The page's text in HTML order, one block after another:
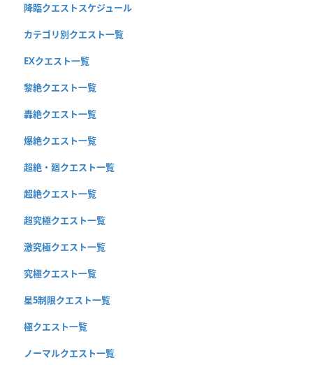
降臨クエストスケジュール
カテゴリ別クエスト一覧
EXクエスト一覧
黎絶クエスト一覧
轟絶クエスト一覧
爆絶クエスト一覧
超絶・廻クエスト一覧
超絶クエスト一覧
超究極クエスト一覧
激究極クエスト一覧
究極クエスト一覧
星5制限クエスト一覧
極クエスト一覧
ノーマルクエスト一覧